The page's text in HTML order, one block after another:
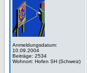
Anmeldungsdatum:
10.09.2004
Beiträge: 2534
Wohnort: Hofen SH (Schweiz)